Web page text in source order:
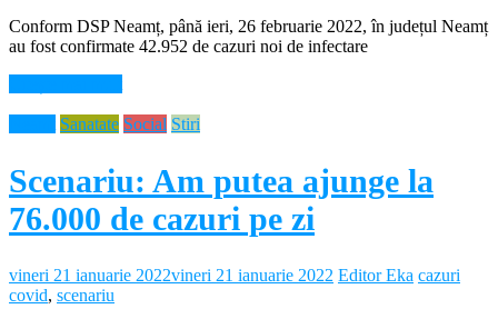
Conform DSP Neamț, până ieri, 26 februarie 2022, în județul Neamț
au fost confirmate 42.952 de cazuri noi de infectare
Sanatate Social Stiri
Scenariu: Am putea ajunge la
76.000 de cazuri pe zi
vineri 21 ianuarie 2022vineri 21 ianuarie 2022 Editor Eka cazuri
covid, scenariu